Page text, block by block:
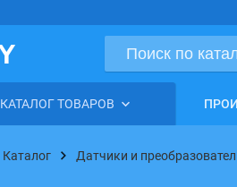
КАТАЛОГ ТОВАРОВ
Каталог Датчики и